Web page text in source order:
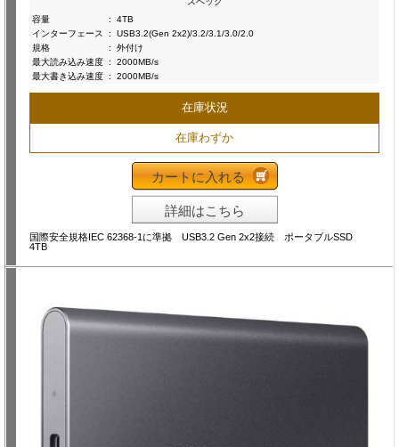
容量
:
4TB
インターフェース
:
USB3.2(Gen 2x2)/3.2/3.1/3.0/2.0
規格
:
外付け
最大読み込み速度 :
2000MB/s
最大書き込み速度 : 2000MB/s
在庫状況
在庫わずか
カートに入れる
詳細はこちら
国際安全規格IEC 62368-1に準拠 USB3.2 Gen 2x2接続 ポータブルSSD
4TB